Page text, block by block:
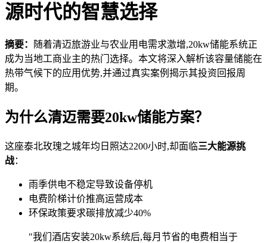
源时代的智慧选择
摘要：
随着清迈旅游业与农业用电需求激增,20kw储能系统正
成为当地工商业主的热门选择。本文将深入解析该容量储能在
热带气候下的应用优势,并通过真实案例揭示其投资回报周
期。
为什么清迈需要20kw储能方案？
这座泰北玫瑰之城年均日照达2200小时,却面临三大能源挑
战：
雨季供电不稳定导致设备停机
电费阶梯计价推高运营成本
环保政策要求碳排放减少40%
"我们酒店安装20kw系统后,每月节省的电费相当于